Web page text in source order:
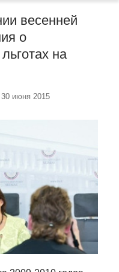
весенней
о
на
30 июня 2015